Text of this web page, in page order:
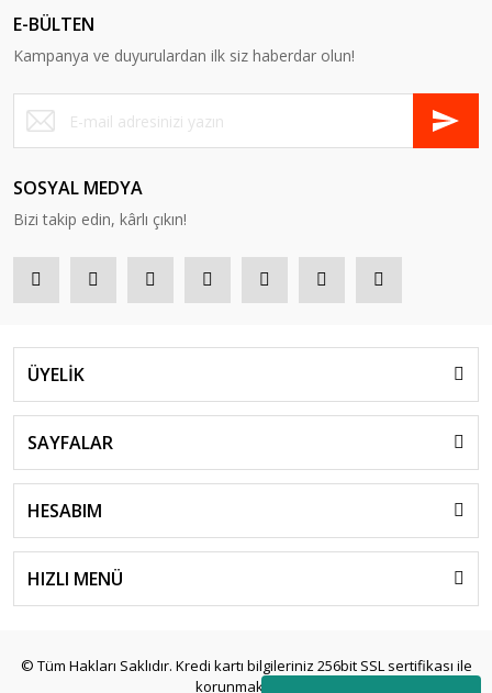
E-BÜLTEN
Kampanya ve duyurulardan ilk siz haberdar olun!
SOSYAL MEDYA
Bizi takip edin, kârlı çıkın!
ÜYELİK
SAYFALAR
HESABIM
HIZLI MENÜ
© Tüm Hakları Saklıdır. Kredi kartı bilgileriniz 256bit SSL sertifikası ile
korunmaktadır.